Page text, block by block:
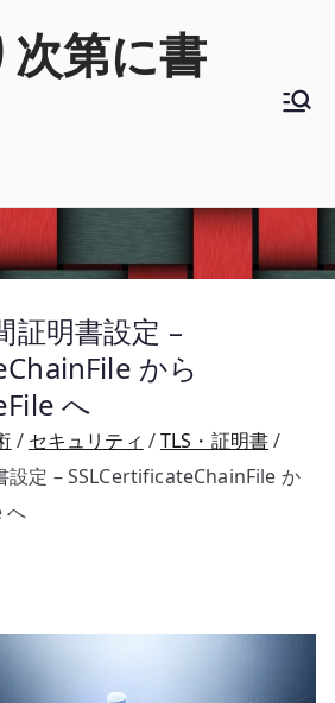
第に書
証明書設定 –
から
へ
セキュリティ
TLS・証明書
設定 – SSLCertificateChainFile か
へ